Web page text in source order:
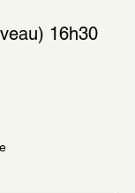
16h30